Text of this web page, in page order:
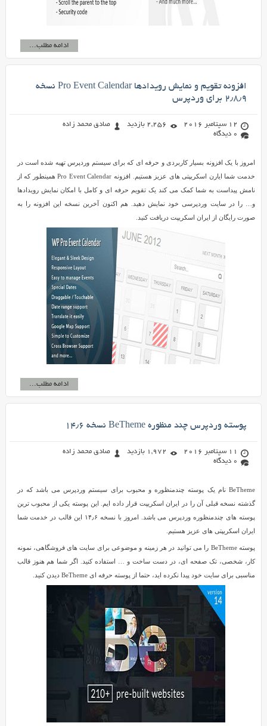
ادامه مطلب...
افزونه تقویم و نمایش رویدادها Pro Event Calendar نسخه
۲٫۸٫۹ برای وردپرس
12 سپتامبر 2016 2,256 بازدید
صادق محمد زاده
0 دیدگاه
امروز با یک افزونه بسیار کاربردی و حرفه ای که برای سیستم وردپرس تهیه شده است در
خدمت شما ایارن اسکریپتی های عزیز هستیم. افزونه Pro Event Calendar همینطور که از
نامش پیداست به شما کمک می کند یک تقویم حرفه ای و کامل با امکان نمایش رویدادها
و… را در سایت وردپرسی خود نمایش دهید. هم اکنون آخرین نسخه این افزونه را به
صورت رایگان از ایران اسکریپت دریافت کنید.
ادامه مطلب...
پوسته وردپرس چند منظوره BeTheme نسخه ۱۴٫۶
11 سپتامبر 2016 1,972 بازدید
صادق محمد زاده
0 دیدگاه
BeTheme نام یک پوسته چندمنظوره و محبوب برای سیستم وردپرس می باشد که در
گذشته نسخه قبلی آن را در ایران اسکریپت قرار داده ایم. این پوسته یکی از محبوب ترین
پوسته های چندمنظوره وردپرس می باشد. امروز با نسخه ۱۴٫۶ این قالب در خدمت شما
ایران اسکریپتی های عزیز هستیم.
پوسته BeTheme را می توانید در هر زمینه و موضوعی برای سایت های فروشگاهی، نمونه
کار، شخصی، تک صفحه ای، در دست ساخت و … استفاده کنید. اگر شما هم هنوز قالب
مناسبی برای سایت خود پیدا نکرده اید، حتما از پوسته حرفه ای BeTheme دیدن کنید.